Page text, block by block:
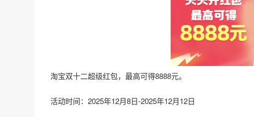
淘宝双十二超级红包，最高可得8888元。
活动时间：2025年12月8日-2025年12月12日